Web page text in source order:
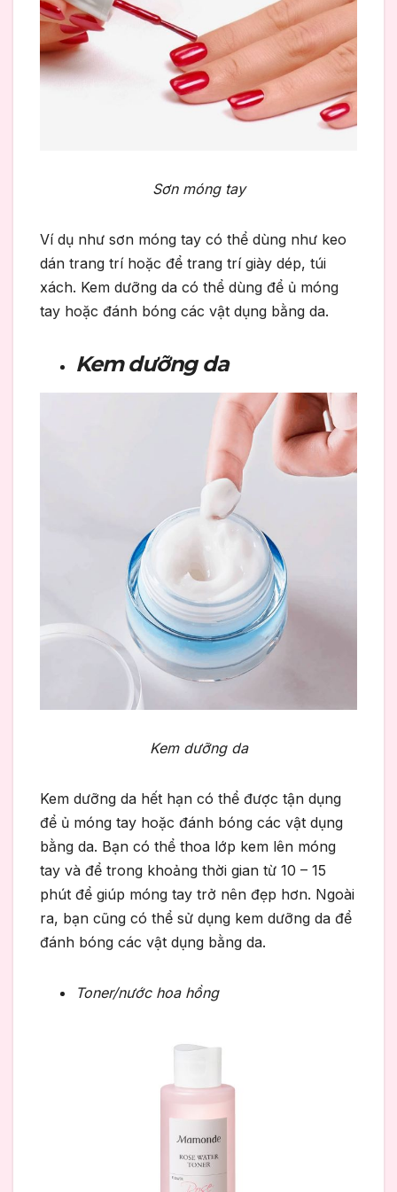
Sơn móng tay
Ví dụ như sơn móng tay có thể dùng như keo
dán trang trí hoặc để trang trí giày dép, túi
xách. Kem dưỡng da có thể dùng để ủ móng
tay hoặc đánh bóng các vật dụng bằng da.
Kem dưỡng da
Kem dưỡng da
Kem dưỡng da hết hạn có thể được tận dụng
để ủ móng tay hoặc đánh bóng các vật dụng
bằng da. Bạn có thể thoa lớp kem lên móng
tay và để trong khoảng thời gian từ 10 – 15
phút để giúp móng tay trở nên đẹp hơn. Ngoài
ra, bạn cũng có thể sử dụng kem dưỡng da để
đánh bóng các vật dụng bằng da.
Toner/nước hoa hồng